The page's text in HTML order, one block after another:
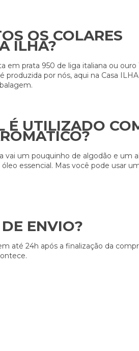
OS COLARES
ILHA?
em prata 950 de liga italiana ou
produzida por nós, aqui na Casa
É UTILIZADO
vai um pouquinho de algodão e um
essencial. Mas você pode usar
ENVIO?
até 24h após a finalização da